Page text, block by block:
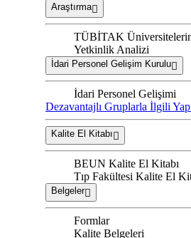
Araştırma
TÜBİTAK
Yetkinlik Analizi
İdari Personel Gelişim Kurulu
İdari Personel Gelişimi
Dezavantajlı Gruplarla İlgili
Kalite El Kitabı
BEUN Kalite El Kitabı
Tıp Fakültesi Kalite El
Belgeler
Formlar
Kalite Belgeleri